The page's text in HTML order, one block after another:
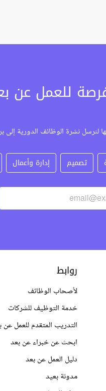
للعمل عن
نشرة الوظائف الدورية إلى
تصميم إدارة وأعمال
روابط
لأصحاب الوظائف
خدمة التوظيف للشركات
التدريب المتقدم للعمل عن
ابحث عن خبراء عن بعد
دليل العمل عن بعد
مدونة بعيد